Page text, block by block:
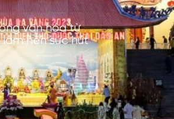
văn hóa từ
nên sức hút